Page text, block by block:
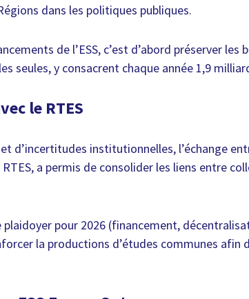
dans les politiques publiques.
de l’ESS, c’est d’abord préserver les
seules, y consacrent chaque année 1,9
le RTES
d’incertitudes institutionnelles, l’échange
a permis de consolider les liens entre
pour 2026 (financement,
la productions d’études communes afin